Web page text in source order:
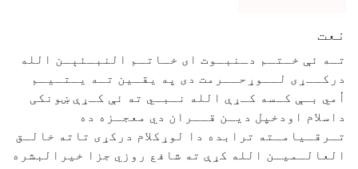
نعت
تـه ئې خـتـم دـنبـوت ای خـاتـم النبـئېـن الله
درکــړی لــوړحــرمت دی په یقـین تـه یـتـیـم
اُمي بـې کـسه کـړې الله نـبـي ته ئې کـړې ښونکی
داسلام اودخپل دیـن قــران دي معجـزه ده
تـرقـیامـته ترابده دا لوړکلام درکړی تاته خالـق
العالـمیـن الله کړې ته شافع روزي جزا خیرالبشره